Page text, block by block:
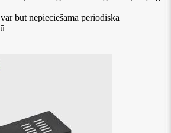
būt nepieciešama periodiska